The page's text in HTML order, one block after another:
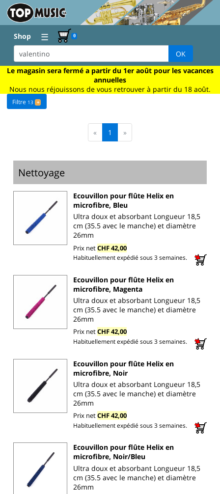
Shop ☰ 0
OK
Le magasin sera fermé a partir du 1er août pour les vacances
annuelles
Nous nous réjouissons de vous retrouver à partir du 18 août.
Filtre 13 +
« 1 »
Nettoyage
Ecouvillon pour flûte Helix en
microfibre, Bleu
Ultra doux et absorbant Longueur 18,5
cm (35.5 avec le manche) et diamètre
26mm
Prix netCHF 42,00
Habituellement expédié sous 3 semaines.
Ecouvillon pour flûte Helix en
microfibre, Magenta
Ultra doux et absorbant Longueur 18,5
cm (35.5 avec le manche) et diamètre
26mm
Prix netCHF 42,00
Habituellement expédié sous 3 semaines.
Ecouvillon pour flûte Helix en
microfibre, Noir
Ultra doux et absorbant Longueur 18,5
cm (35.5 avec le manche) et diamètre
26mm
Prix netCHF 42,00
Habituellement expédié sous 3 semaines.
Ecouvillon pour flûte Helix en
microfibre, Noir/Bleu
Ultra doux et absorbant Longueur 18,5
cm (35.5 avec le manche) et diamètre
26mm